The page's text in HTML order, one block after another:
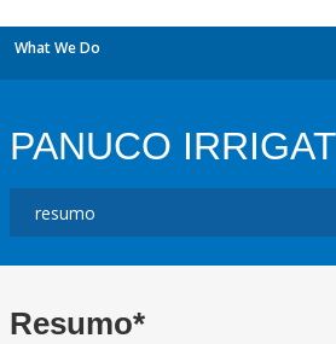
What We Do
PANUCO
Resumo*